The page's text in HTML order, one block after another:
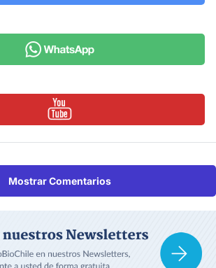
Mostrar Comentarios